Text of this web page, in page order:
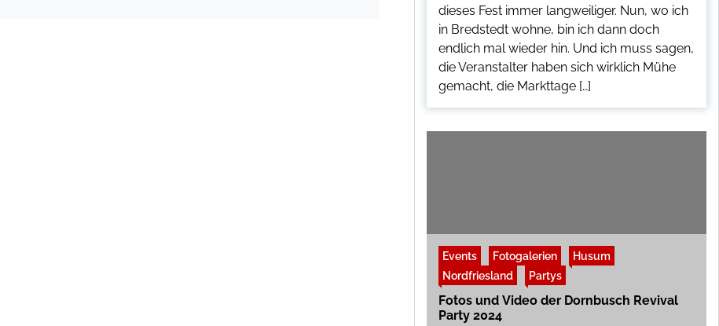
dieses Fest immer langweiliger. Nun, wo ich
in Bredstedt wohne, bin ich dann doch
endlich mal wieder hin. Und ich muss sagen,
die Veranstalter haben sich wirklich Mühe
gemacht, die Markttage […]
Events Fotogalerien
Husum
Nordfriesland
Partys
Fotos und Video der Dornbusch Revival
Party 2024